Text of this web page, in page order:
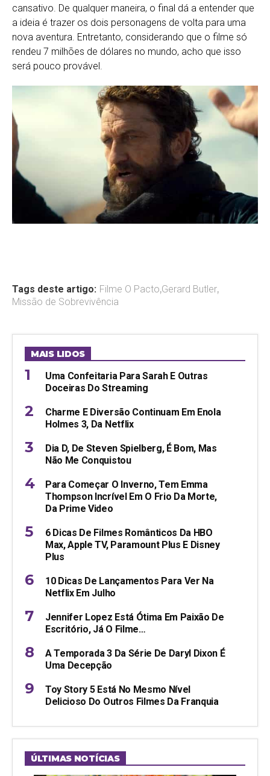
cansativo. De qualquer maneira, o final dá a entender que
a ideia é trazer os dois personagens de volta para uma
nova aventura. Entretanto, considerando que o filme só
rendeu 7 milhões de dólares no mundo, acho que isso
será pouco provável.
Tags deste artigo: Filme O Pacto,Gerard Butler,
Missão de Sobrevivência
MAIS LIDOS
Uma Confeitaria Para Sarah E Outras
Doceiras Do Streaming
Charme E Diversão Continuam Em Enola
Holmes 3, Da Netflix
Dia D, De Steven Spielberg, É Bom, Mas
Não Me Conquistou
Para Começar O Inverno, Tem Emma
Thompson Incrível Em O Frio Da Morte,
Da Prime Video
6 Dicas De Filmes Românticos Da HBO
Max, Apple TV, Paramount Plus E Disney
Plus
10 Dicas De Lançamentos Para Ver Na
Netflix Em Julho
Jennifer Lopez Está Ótima Em Paixão De
Escritório, Já O Filme…
A Temporada 3 Da Série De Daryl Dixon É
Uma Decepção
Toy Story 5 Está No Mesmo Nível
Delicioso Do Outros Filmes Da Franquia
ÚLTIMAS NOTÍCIAS